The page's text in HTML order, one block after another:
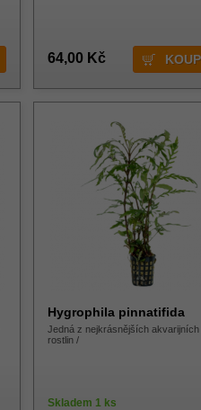
64,00 Kč
Hygrophila pinnatifida
Jedná z nejkrásnějších akvarijních
rostlin /
Skladem 1 ks